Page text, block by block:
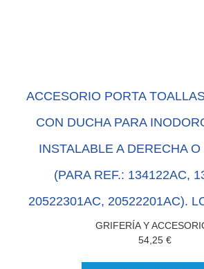
ACCESORIO PORTA
CON DUCHA PARA
INSTALABLE A DERECHA
(PARA REF.: 134122AC,
20522301AC, 20522201AC).
GRIFERÍA Y
54,25 €